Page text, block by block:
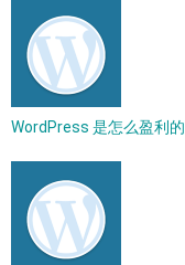
WordPress 是怎么盈利的